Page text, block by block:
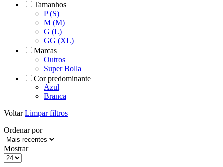
Tamanhos
P (S)
M (M)
G (L)
GG (XL)
Marcas
Outros
Super Bolla
Cor predominante
Azul
Branca
Voltar Limpar filtros
Ordenar por
Mostrar